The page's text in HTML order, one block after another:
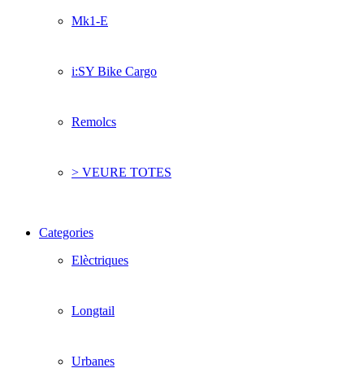
Mk1-E
i:SY Bike Cargo
Remolcs
> VEURE TOTES
Categories
Elèctriques
Longtail
Urbanes